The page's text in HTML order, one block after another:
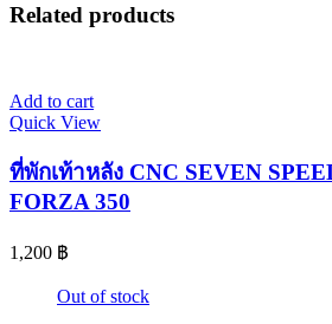
Related products
Add to cart
Quick View
ที่พักเท้าหลัง CNC SEVEN
FORZA 350
1,200 ฿
Out of stock